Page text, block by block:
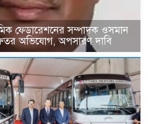
ফেডারেশনের সম্পাদক ওসমান
অভিযোগ, অপসারণ দাবি